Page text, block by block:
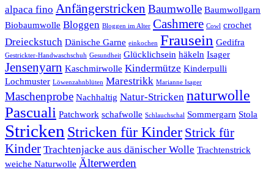
alpaca fino Anfängerstricken Baumwolle Baumwollgarn
Biobaumwolle Bloggen Bloggen im Alter Cashmere Cowl crochet
Dreieckstuch Dänische Garne einkochen Frausein Gedifra
Gestrickter-Handwaschschuh Gesundheit Glücklichsein häkeln Isager
Jensenyarn Kaschmirwolle Kindermütze Kinderpulli
Lochmuster Löwenzahnblüten Marestrikk Marianne Isager
Maschenprobe Nachhaltig Natur-Stricken naturwolle
Pascuali Patchwork schafwolle Schlauchschal Sommergarn Stola
Stricken Stricken für Kinder Strick für
Kinder Trachtenjacke aus dänischer Wolle Trachtenstrick
weiche Naturwolle Älterwerden